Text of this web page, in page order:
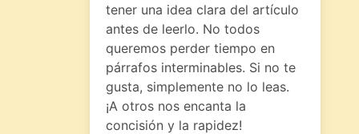
tener una idea clara del artículo
antes de leerlo. No todos
queremos perder tiempo en
párrafos interminables. Si no te
gusta, simplemente no lo leas.
¡A otros nos encanta la
concisión y la rapidez!